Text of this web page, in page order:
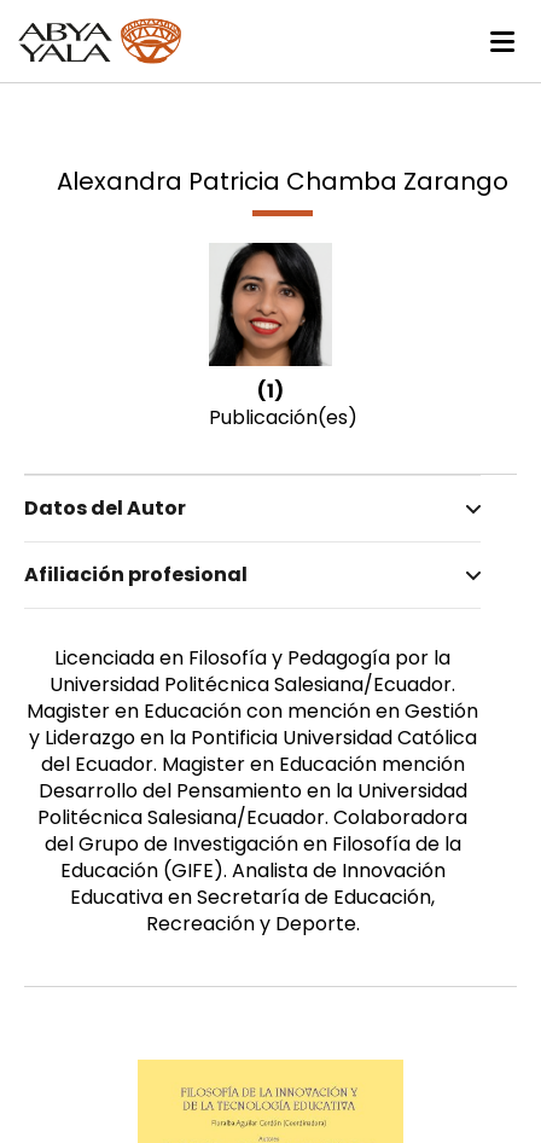
Alexandra Patricia Chamba Zarango
(1)
Publicación(es)
Datos del Autor
Chamba Zarango, Alexandra Patricia
Femenino
Afiliación profesional
Licenciada en Filosofía y Pedagogía por la
Universidad Politécnica Salesiana/Ecuador.
Magister en Educación con mención en Gestión
y Liderazgo en la Pontificia Universidad Católica
del Ecuador. Magister en Educación mención
Desarrollo del Pensamiento en la Universidad
Politécnica Salesiana/Ecuador. Colaboradora
del Grupo de Investigación en Filosofía de la
Educación (GIFE). Analista de Innovación
Educativa en Secretaría de Educación,
Recreación y Deporte.